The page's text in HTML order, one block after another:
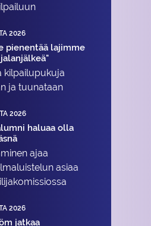
2026
pienentää lajimme
kilpailupukuja
ja tuunataan
2026
haluaa olla
ajaa
asiaa
2026
jatkaa